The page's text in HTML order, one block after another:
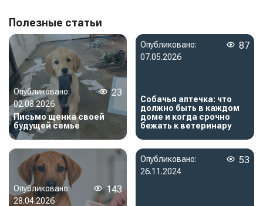
Полезные статьи
Опубликовано:
02.08.2026
23
Письмо щенка своей
будущей семье
Опубликовано:
07.05.2026
87
Собачья аптечка: что
должно быть в каждом
доме и когда срочно
бежать к ветеринару
Опубликовано:
28.04.2026
143
Опубликовано:
26.11.2024
53